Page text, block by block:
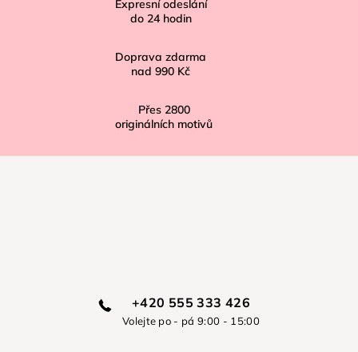
Expresní odeslání
do 24 hodin
Doprava zdarma
nad 990 Kč
Přes 2800
originálních motivů
+420 555 333 426
Volejte po - pá 9:00 - 15:00